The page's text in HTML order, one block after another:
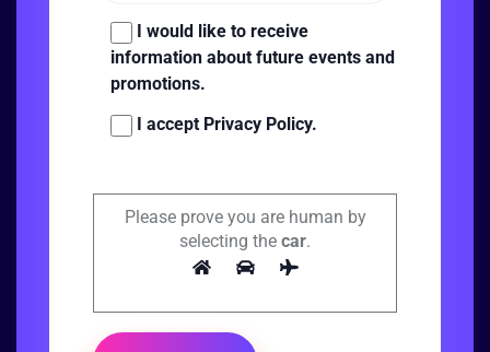
I would like to receive
information about future events and
promotions.
I accept Privacy Policy.
Please prove you are human by
selecting the car.